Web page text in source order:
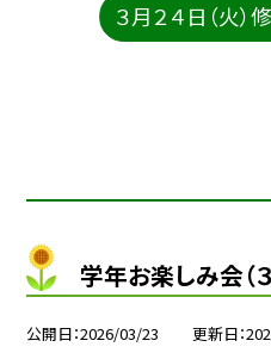
３月２４日（火
学年お楽しみ会（
公開日 2026/03/23 更新日